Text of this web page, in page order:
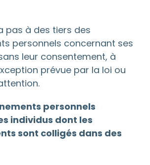
pas à des tiers des
personnels concernant ses
leur consentement, à
prévue par la loi ou
personnels
individus dont les
sont colligés dans des